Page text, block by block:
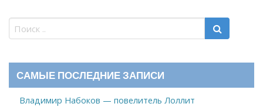
САМЫЕ ПОСЛЕДНИЕ ЗАПИСИ
Владимир Набоков — повелитель Лоллит